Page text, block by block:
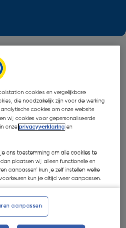
cookies en vergelijkbare
die noodzakelijk zijn voor de werking
cookies om onze website
wij cookies voor gepersonaliseerde
onzeprivacyverklaring en
ons toestemming om alle cookies te
plaatsen wij alleen functionele en
aanpassen' kun je zelf instellen welke
kun je altijd weer aanpassen.
aanpassen